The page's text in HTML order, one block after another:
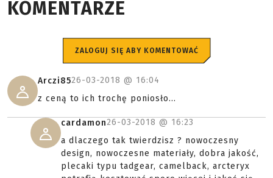
KOMENTARZE
ZALOGUJ SIĘ ABY KOMENTOWAĆ
Arczi8526-03-2018 @ 16:04
z ceną to ich trochę poniosło...
cardamon26-03-2018 @ 16:23
a dlaczego tak twierdzisz ? nowoczesny
design, nowoczesne materiały, dobra jakość,
plecaki typu tadgear, camelback, arcteryx